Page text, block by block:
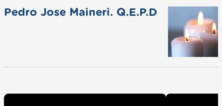
Pedro Jose Maineri. Q.E.P.D